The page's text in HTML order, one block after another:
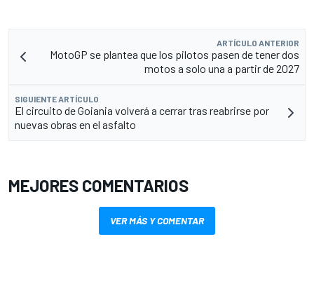
ARTÍCULO ANTERIOR
MotoGP se plantea que los pilotos pasen de tener dos
motos a solo una a partir de 2027
SIGUIENTE ARTÍCULO
El circuito de Goiania volverá a cerrar tras reabrirse por
nuevas obras en el asfalto
MEJORES COMENTARIOS
VER MÁS Y COMENTAR